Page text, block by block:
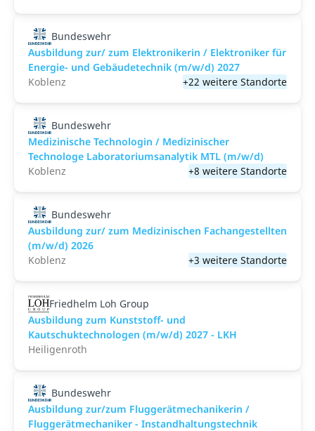
Bundeswehr
Ausbildung zur/ zum Elektronikerin / Elektroniker für
Energie- und Gebäudetechnik (m/w/d) 2027
Koblenz
+22 weitere Standorte
Bundeswehr
Medizinische Technologin / Medizinischer
Technologe Laboratoriumsanalytik MTL (m/w/d)
Koblenz
+8 weitere Standorte
Bundeswehr
Ausbildung zur/ zum Medizinischen Fachangestellten
(m/w/d) 2026
Koblenz
+3 weitere Standorte
Friedhelm Loh Group
Ausbildung zum Kunststoff- und
Kautschuktechnologen (m/w/d) 2027 - LKH
Heiligenroth
Bundeswehr
Ausbildung zur/zum Fluggerätmechanikerin /
Fluggerätmechaniker - Instandhaltungstechnik